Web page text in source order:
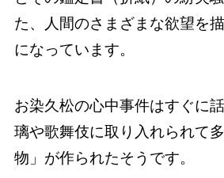
た、人間のさまざまな欲望を
になっています。
お染久松の心中事件はすぐに
璃や歌舞伎に取り入れられて
物」が作られたそうです。